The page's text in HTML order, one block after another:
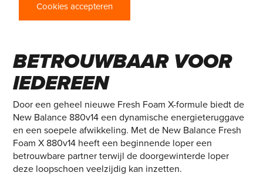
NEW BALANCE FRESH
BETROUWBAAR VOOR
IEDEREEN
Door een geheel nieuwe Fresh Foam X-formule biedt de
New Balance 880v14 een dynamische energieteruggave
en een soepele afwikkeling. Met de New Balance Fresh
Foam X 880v14 heeft een beginnende loper een
betrouwbare partner terwijl de doorgewinterde loper
deze loopschoen veelzijdig kan inzetten.
Cookies accepteren